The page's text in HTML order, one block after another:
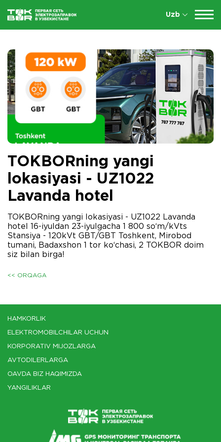
Uzb
TOKBORning yangi
lokasiyasi - UZ1022
Lavanda hotel
TOKBORning yangi lokasiyasi - UZ1022 Lavanda
hotel 16-iyuldan 23-iyulgacha 1 800 so‘m/kVts
Stansiya - 120kVt GBT/GBT Toshkent, Mirobod
tumani, Badaxshon 1 tor ko‘chasi, 2 TOKBOR doim
siz bilan birga!
<< ORQAGA
HAMKORLIK
ELEKTROMOBILCHILAR UCHUN
KORPORATIV MIJOZLARGA
AVTODILERLARGA
OAVDA BIZ HAQIMIZDA
YANGILIKLAR